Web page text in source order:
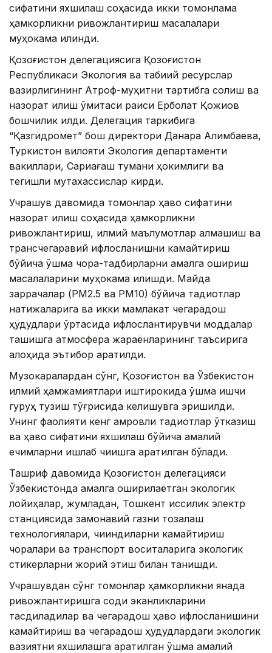
сифатини яхшилаш соҳасида икки томонлама
ҳамкорликни ривожлантириш масалалари
муҳокама қилинди.
Қозоғистон делегациясига Қозоғистон
Республикаси Экология ва табиий ресурслар
вазирлигининг Атроф-муҳитни тартибга солиш ва
назорат қилиш қўмитаси раиси Ерболат Қожиқов
бошчилик қилди. Делегация таркибига
“Қазгидромет” бош директори Данара Алимбаева,
Туркистон вилояти Экология департаменти
вакиллари, Сариағаш тумани ҳокимлиги ва
тегишли мутахассислар кирди.
Учрашув давомида томонлар ҳаво сифатини
назорат қилиш соҳасида ҳамкорликни
ривожлантириш, илмий маълумотлар алмашиш ва
трансчегаравий ифлосланишни камайтириш
бўйича қўшма чора-тадбирларни амалга ошириш
масалаларини муҳокама қилишди. Майда
заррачалар (РМ2.5 ва РМ10) бўйича тадқиқотлар
натижаларига ва икки мамлакат чегарадош
ҳудудлари ўртасида ифлослантирувчи моддалар
ташишга атмосфера жараёнларининг таъсирига
алоҳида эътибор қаратилди.
Музокаралардан сўнг, Қозоғистон ва Ўзбекистон
илмий ҳамжамиятлари иштирокида қўшма ишчи
гуруҳ тузиш тўғрисида келишувга эришилди.
Унинг фаолияти кенг қамровли тадқиқотлар ўтказиш
ва ҳаво сифатини яхшилаш бўйича амалий
ечимларни ишлаб чиқишга қаратилган бўлади.
Ташриф давомида Қозоғистон делегацияси
Ўзбекистонда амалга оширилаётган экологик
лойиҳалар, жумладан, Тошкент иссиқлик электр
станциясида замонавий газни тозалаш
технологиялари, чиқиндиларни камайтириш
чоралари ва транспорт воситаларига экологик
стикерларни жорий этиш билан танишди.
Учрашувдан сўнг томонлар ҳамкорликни янада
ривожлантиришга содиқ эканликларини
тасдиқладилар ва чегарадош ҳаво ифлосланишини
камайтириш ва чегарадош ҳудудлардаги экологик
вазиятни яхшилашга қаратилган қўшма амалий